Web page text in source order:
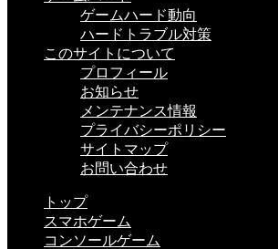
ゲームハード動向
ハードトラブル対策
このサイトについて
プロフィール
お知らせ
メンテナンス情報
プライバシーポリシー
サイトマップ
お問い合わせ
トップ
スマホゲーム
コンソールゲーム